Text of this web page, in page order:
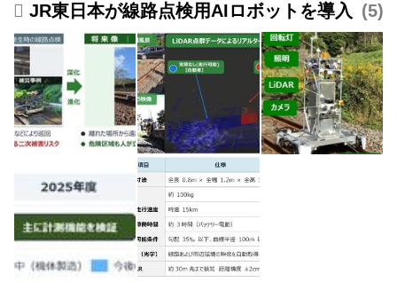
JR東日本が線路点検用AIロボットを導入 5